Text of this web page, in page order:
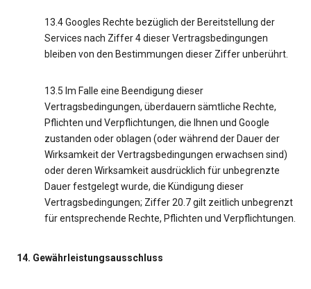
13.4 Googles Rechte bezüglich der Bereitstellung der
Services nach Ziffer 4 dieser Vertragsbedingungen
bleiben von den Bestimmungen dieser Ziffer unberührt.
13.5 Im Falle eine Beendigung dieser
Vertragsbedingungen, überdauern sämtliche Rechte,
Pflichten und Verpflichtungen, die Ihnen und Google
zustanden oder oblagen (oder während der Dauer der
Wirksamkeit der Vertragsbedingungen erwachsen sind)
oder deren Wirksamkeit ausdrücklich für unbegrenzte
Dauer festgelegt wurde, die Kündigung dieser
Vertragsbedingungen; Ziffer 20.7 gilt zeitlich unbegrenzt
für entsprechende Rechte, Pflichten und Verpflichtungen.
14. Gewährleistungsausschluss